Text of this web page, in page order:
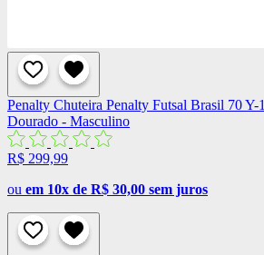
Penalty Chuteira Penalty Futsal Brasil 70 Y-
Dourado - Masculino
R$ 299,99
ou em 10x de R$ 30,00 sem juros